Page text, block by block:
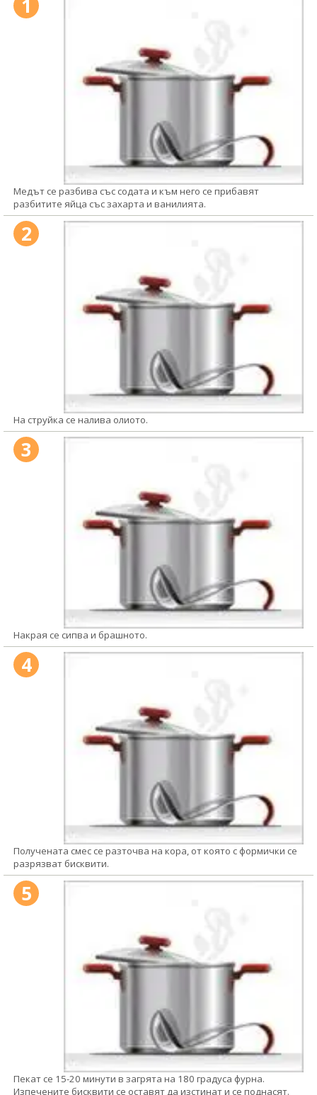
1
Медът се разбива със содата и към него се прибавят
разбитите яйца със захарта и ванилията.
2
На струйка се налива олиото.
3
Накрая се сипва и брашното.
4
Получената смес се разточва на кора, от която с формички се
разрязват бисквити.
5
Пекат се 15-20 минути в загрята на 180 градуса фурна.
Изпечените бисквити се оставят да изстинат и се поднасят.